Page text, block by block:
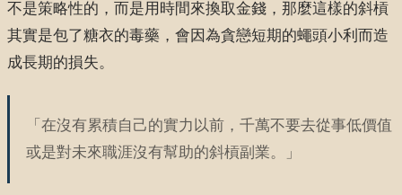
不是策略性的，而是用時間來換取金錢，那麼這樣的斜槓
其實是包了糖衣的毒藥，會因為貪戀短期的蠅頭小利而造
成長期的損失。
「在沒有累積自己的實力以前，千萬不要去從事低價值
或是對未來職涯沒有幫助的斜槓副業。」